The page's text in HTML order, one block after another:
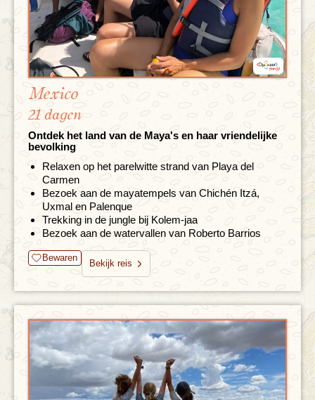
Mexico
21 dagen
Ontdek het land van de Maya's en haar vriendelijke
bevolking
Relaxen op het parelwitte strand van Playa del
Carmen
Bezoek aan de mayatempels van Chichén Itzá,
Uxmal en Palenque
Trekking in de jungle bij Kolem-jaa
Bezoek aan de watervallen van Roberto Barrios
Bewaren
Bekijk reis